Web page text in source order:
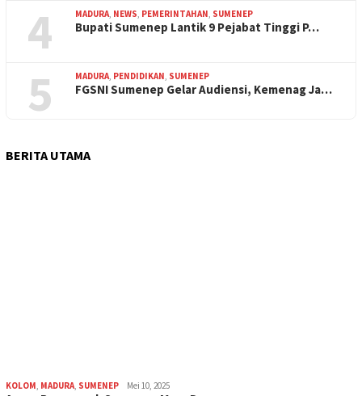
4 MADURA, NEWS, PEMERINTAHAN, SUMENEP
Bupati Sumenep Lantik 9 Pejabat Tinggi P…
5 MADURA, PENDIDIKAN, SUMENEP
FGSNI Sumenep Gelar Audiensi, Kemenag Ja…
BERITA UTAMA
KOLOM, MADURA, SUMENEP Mei 10, 2025